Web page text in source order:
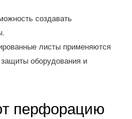
создавать
листы применяются
оборудования и
перфорацию